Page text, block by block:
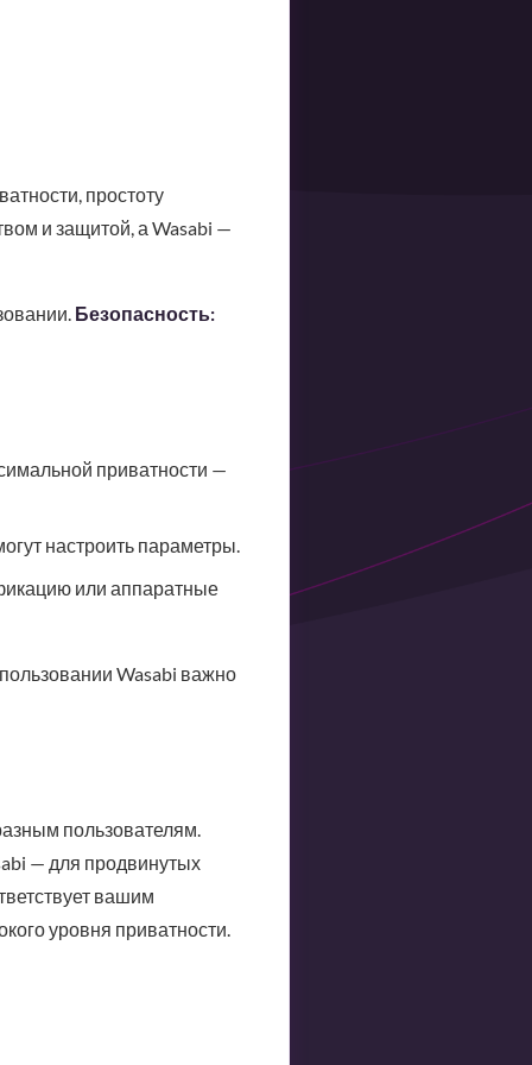
простоту
и защитой, а Wasabi —
Безопасность:
приватности —
настроить параметры.
или аппаратные
Wasabi важно
пользователям.
— для продвинутых
вашим
уровня приватности.